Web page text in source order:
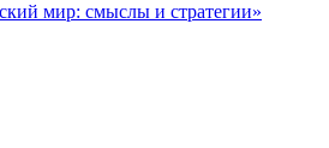
мир: смыслы и стратегии»